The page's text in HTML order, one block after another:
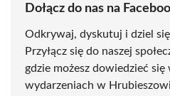
Dołącz do nas na
Odkrywaj, dyskutuj i dziel
Przyłącz się do naszej
gdzie możesz dowiedzieć
wydarzeniach w